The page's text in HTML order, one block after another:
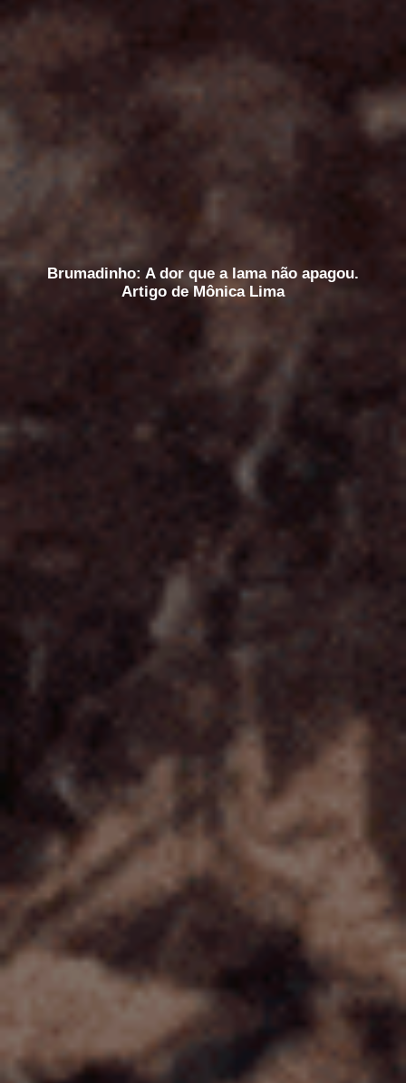
Brumadinho: A dor que a lama não apagou.
Artigo de Mônica Lima